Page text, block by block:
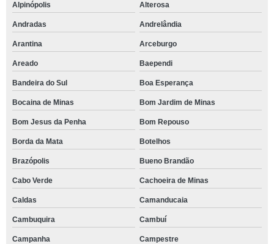
Alpinópolis Alterosa
Andradas Andrelândia
Arantina Arceburgo
Areado Baependi
Bandeira do Sul Boa Esperança
Bocaina de Minas Bom Jardim de Minas
Bom Jesus da Penha Bom Repouso
Borda da Mata Botelhos
Brazópolis Bueno Brandão
Cabo Verde Cachoeira de Minas
Caldas Camanducaia
Cambuquira Cambuí
Campanha Campestre